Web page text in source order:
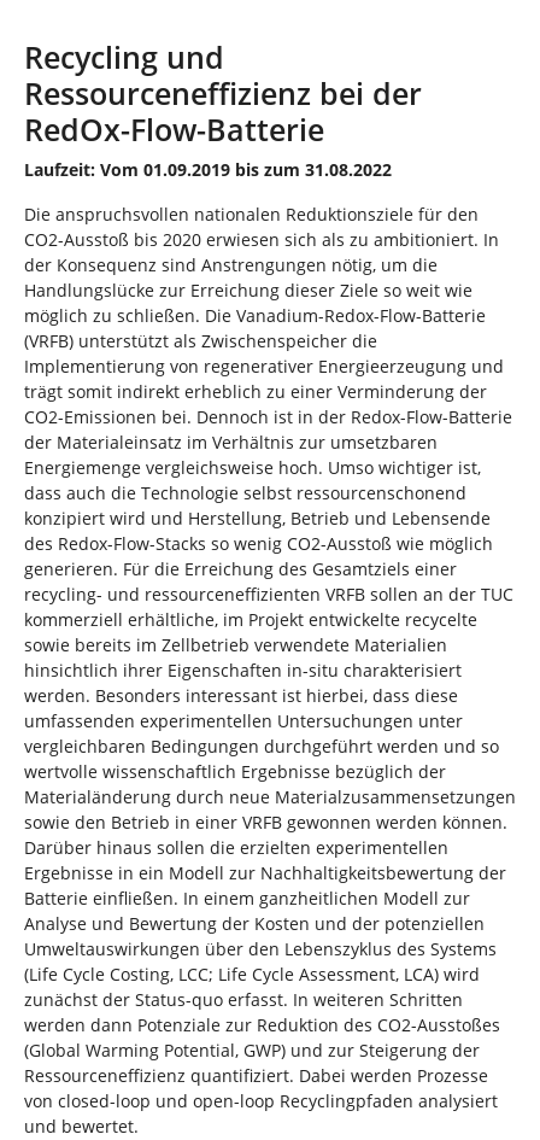
d
h
i
e
r
Recycling und
Ressourceneffizienz bei der
RedOx-Flow-Batterie
Laufzeit: Vom 01.09.2019 bis zum 31.08.2022
Die anspruchsvollen nationalen Reduktionsziele für den
CO2-Ausstoß bis 2020 erwiesen sich als zu ambitioniert. In
der Konsequenz sind Anstrengungen nötig, um die
Handlungslücke zur Erreichung dieser Ziele so weit wie
möglich zu schließen. Die Vanadium-Redox-Flow-Batterie
(VRFB) unterstützt als Zwischenspeicher die
Implementierung von regenerativer Energieerzeugung und
trägt somit indirekt erheblich zu einer Verminderung der
CO2-Emissionen bei. Dennoch ist in der Redox-Flow-Batterie
der Materialeinsatz im Verhältnis zur umsetzbaren
Energiemenge vergleichsweise hoch. Umso wichtiger ist,
dass auch die Technologie selbst ressourcenschonend
konzipiert wird und Herstellung, Betrieb und Lebensende
des Redox-Flow-Stacks so wenig CO2-Ausstoß wie möglich
generieren. Für die Erreichung des Gesamtziels einer
recycling- und ressourceneffizienten VRFB sollen an der TUC
kommerziell erhältliche, im Projekt entwickelte recycelte
sowie bereits im Zellbetrieb verwendete Materialien
hinsichtlich ihrer Eigenschaften in-situ charakterisiert
werden. Besonders interessant ist hierbei, dass diese
umfassenden experimentellen Untersuchungen unter
vergleichbaren Bedingungen durchgeführt werden und so
wertvolle wissenschaftlich Ergebnisse bezüglich der
Materialänderung durch neue Materialzusammensetzungen
sowie den Betrieb in einer VRFB gewonnen werden können.
Darüber hinaus sollen die erzielten experimentellen
Ergebnisse in ein Modell zur Nachhaltigkeitsbewertung der
Batterie einfließen. In einem ganzheitlichen Modell zur
Analyse und Bewertung der Kosten und der potenziellen
Umweltauswirkungen über den Lebenszyklus des Systems
(Life Cycle Costing, LCC; Life Cycle Assessment, LCA) wird
zunächst der Status-quo erfasst. In weiteren Schritten
werden dann Potenziale zur Reduktion des CO2-Ausstoßes
(Global Warming Potential, GWP) und zur Steigerung der
Ressourceneffizienz quantifiziert. Dabei werden Prozesse
von closed-loop und open-loop Recyclingpfaden analysiert
und bewertet.